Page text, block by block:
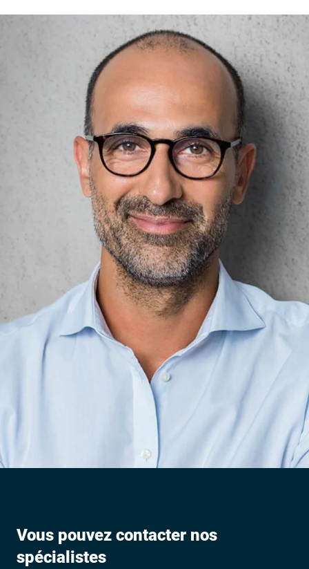
Vous pouvez contacter nos
spécialistes